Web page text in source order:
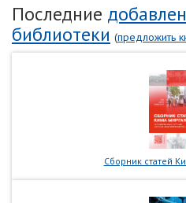
Последние
библиотеки (предложить
Сборник статей